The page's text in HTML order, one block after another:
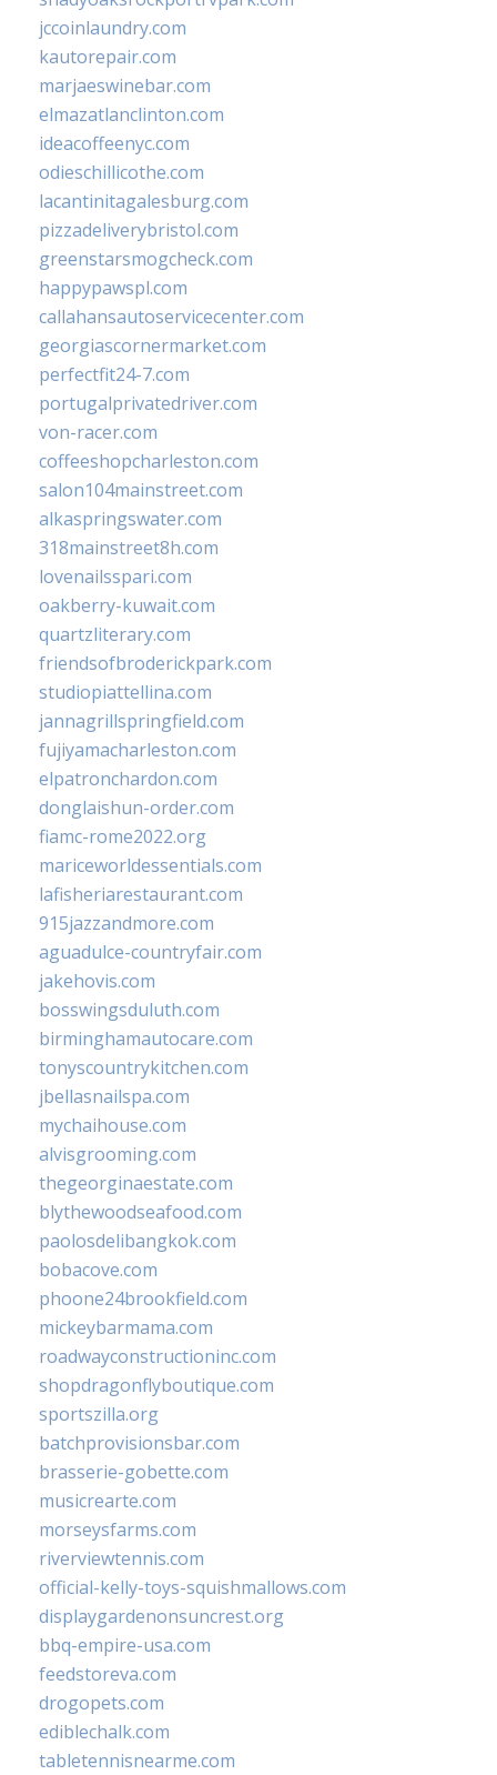
jccoinlaundry.com
kautorepair.com
marjaeswinebar.com
elmazatlanclinton.com
ideacoffeenyc.com
odieschillicothe.com
lacantinitagalesburg.com
pizzadeliverybristol.com
greenstarsmogcheck.com
happypawspl.com
callahansautoservicecenter.com
georgiascornermarket.com
perfectfit24-7.com
portugalprivatedriver.com
von-racer.com
coffeeshopcharleston.com
salon104mainstreet.com
alkaspringswater.com
318mainstreet8h.com
lovenailsspari.com
oakberry-kuwait.com
quartzliterary.com
friendsofbroderickpark.com
studiopiattellina.com
jannagrillspringfield.com
fujiyamacharleston.com
elpatronchardon.com
donglaishun-order.com
fiamc-rome2022.org
mariceworldessentials.com
lafisheriarestaurant.com
915jazzandmore.com
aguadulce-countryfair.com
jakehovis.com
bosswingsduluth.com
birminghamautocare.com
tonyscountrykitchen.com
jbellasnailspa.com
mychaihouse.com
alvisgrooming.com
thegeorginaestate.com
blythewoodseafood.com
paolosdelibangkok.com
bobacove.com
phoone24brookfield.com
mickeybarmama.com
roadwayconstructioninc.com
shopdragonflyboutique.com
sportszilla.org
batchprovisionsbar.com
brasserie-gobette.com
musicrearte.com
morseysfarms.com
riverviewtennis.com
official-kelly-toys-squishmallows.com
displaygardenonsuncrest.org
bbq-empire-usa.com
feedstoreva.com
drogopets.com
ediblechalk.com
tabletennisnearme.com